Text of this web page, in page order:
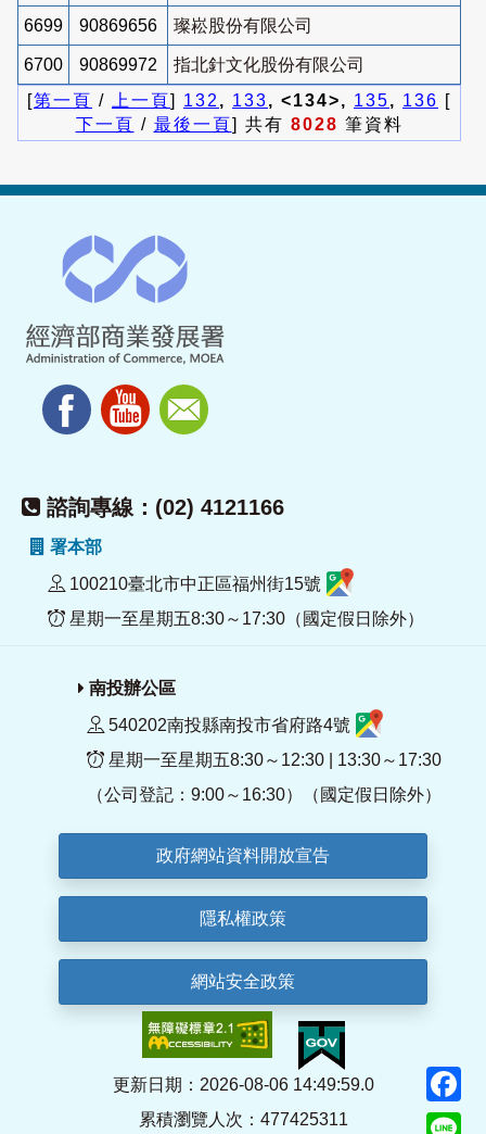
6699 90869656 璨崧股份有限公司
6700 90869972
指北針文化股份有限公司
[第一頁 / 上一頁] 132 , 133, <134>, 135, 136 [
下一頁 / 最後一頁] 共有 8028 筆資料
諮詢專線：(02) 4121166
署本部
100210臺北市中正區福州街15號
星期一至星期五8:30～17:30（國定假日除外）
南投辦公區
540202南投縣南投市省府路4號
星期一至星期五8:30～12:30 | 13:30～17:30
（公司登記：9:00～16:30）（國定假日除外）
政府網站資料開放宣告
隱私權政策
網站安全政策
更新日期：2026-08-06 14:49:59.0
累積瀏覽人次：477425311